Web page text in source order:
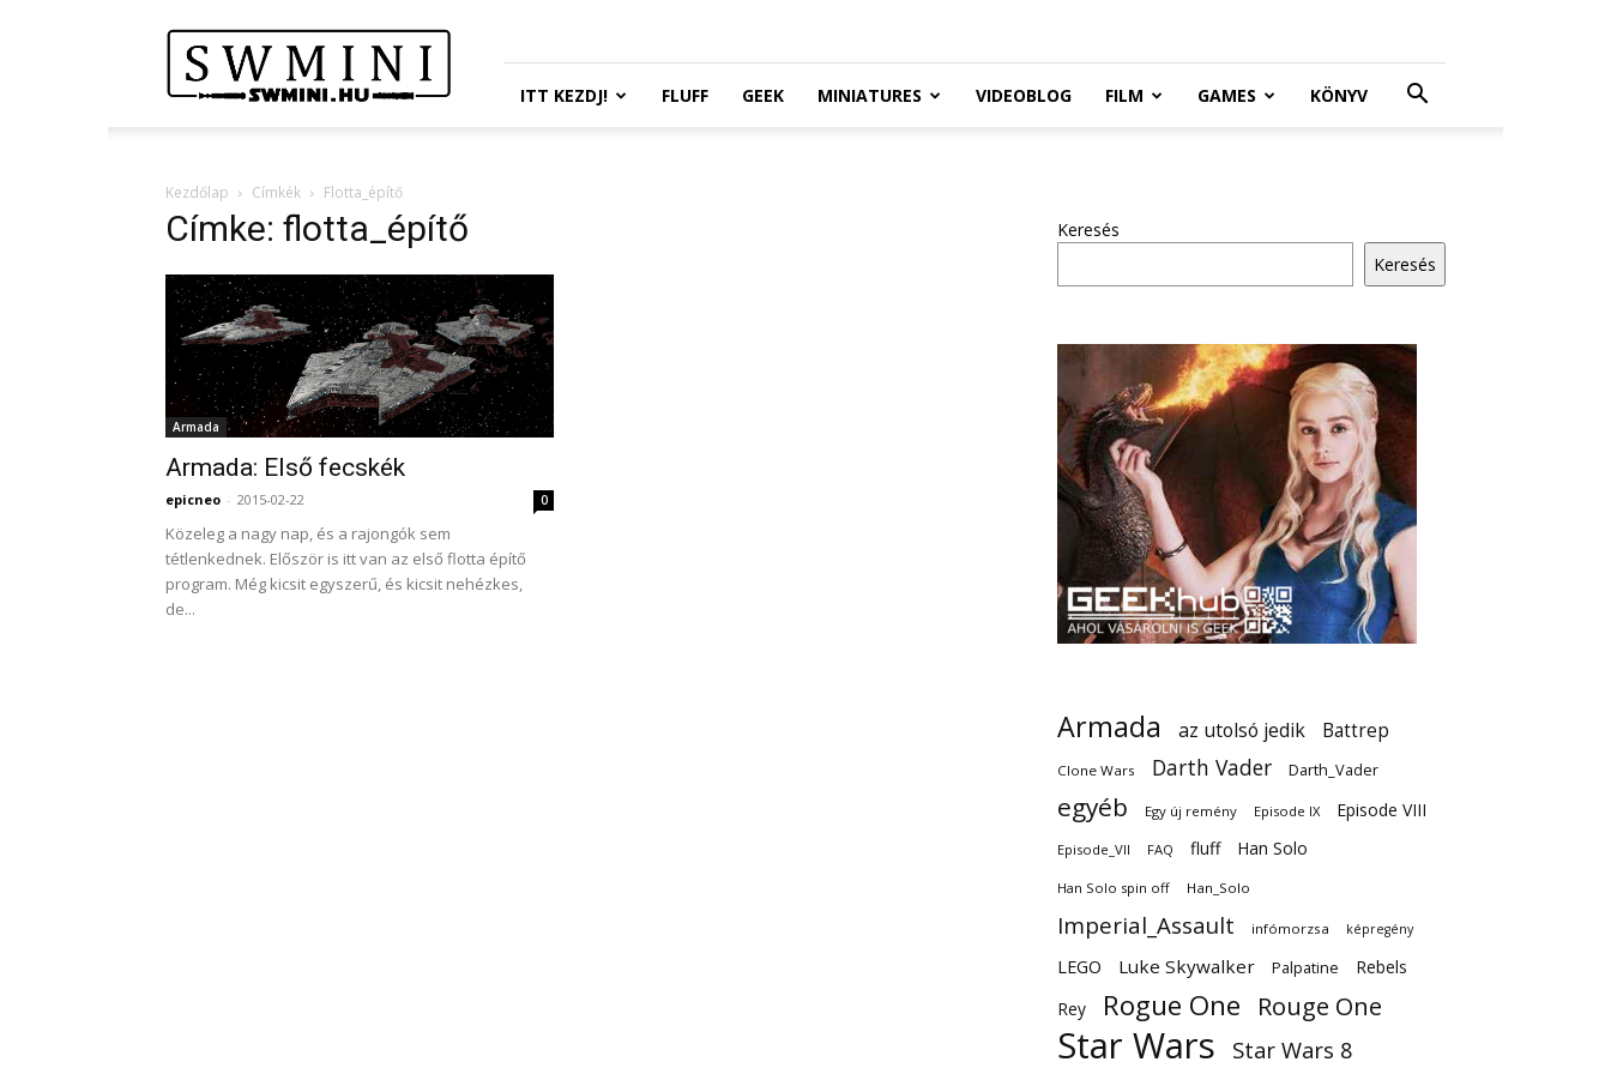
Wars
Miniatures
Portál
ITT KEZDJ! FLUFF GEEK MINIATURES VIDEOBLOG FILM GAMES KÖNYV
Kezdőlap Címkék Flotta_építő
Címke: flotta_építő
Armada
Armada: Első fecskék
epicneo - 2015-02-22 0
Közeleg a nagy nap, és a rajongók sem
tétlenkednek. Először is itt van az első flotta építő
program. Még kicsit egyszerű, és kicsit nehézkes,
de...
Keresés
Keresés
Armada az utolsó jedik Battrep
Clone Wars Darth Vader Darth_Vader
egyéb Egy új remény Episode IX Episode VIII
Episode_VII FAQ fluff Han Solo
Han Solo spin off Han_Solo
Imperial_Assault infómorzsa képregény
LEGO Luke Skywalker Palpatine
Rebels
Rey
Rogue One Rouge One
Star Wars Star Wars 8